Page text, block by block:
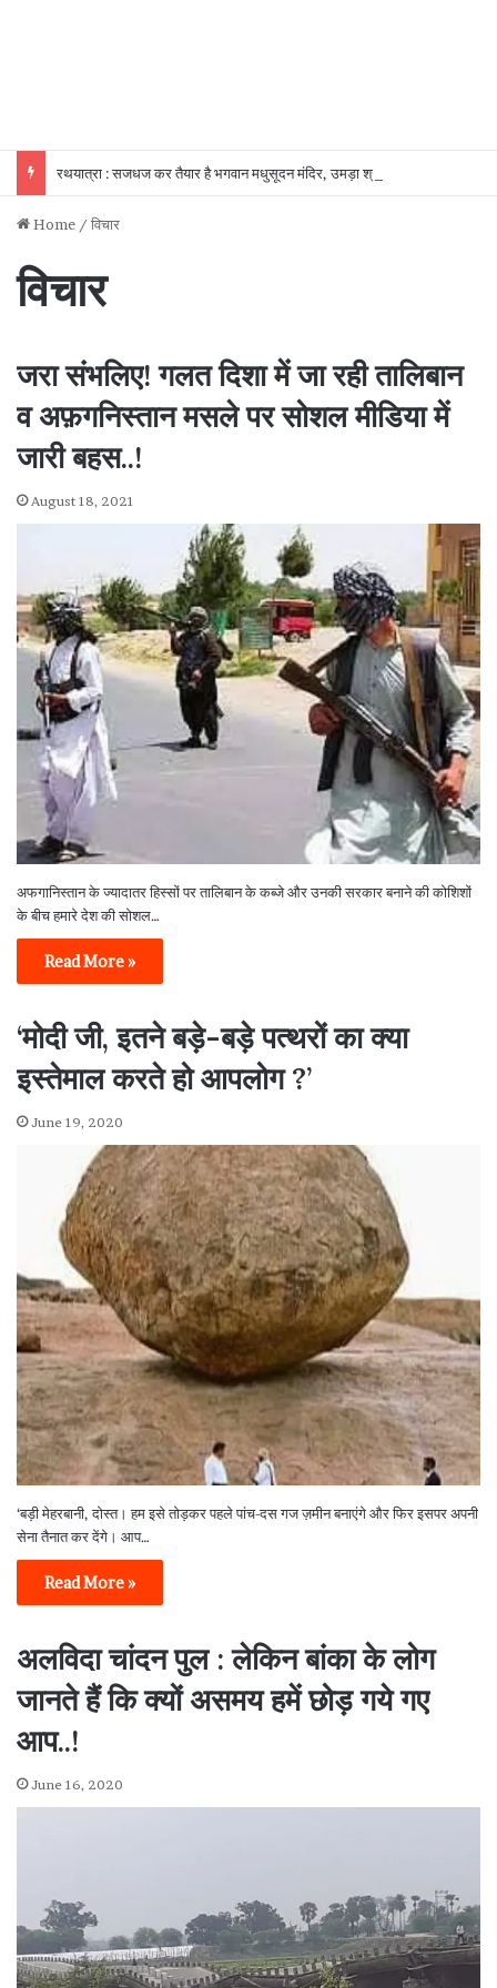
Home / विचार
विचार
जरा संभलिए! गलत दिशा में जा रही तालिबान
व अफ़गनिस्तान मसले पर सोशल मीडिया में
जारी बहस..!
August 18, 2021
अफगानिस्तान के ज्यादातर हिस्सों पर तालिबान के कब्जे और उनकी सरकार बनाने की कोशिशों
के बीच हमारे देश की सोशल…
Read More »
‘मोदी जी, इतने बड़े-बड़े पत्थरों का क्या
इस्तेमाल करते हो आपलोग ?’
June 19, 2020
‘बड़ी मेहरबानी, दोस्त। हम इसे तोड़कर पहले पांच-दस गज ज़मीन बनाएंगे और फिर इसपर अपनी
सेना तैनात कर देंगे। आप…
Read More »
अलविदा चांदन पुल : लेकिन बांका के लोग
जानते हैं कि क्यों असमय हमें छोड़ गये गए
आप..!
June 16, 2020